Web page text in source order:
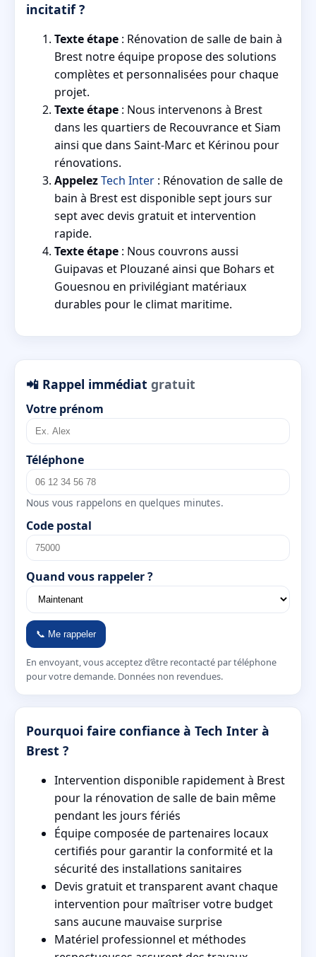
incitatif ?
Texte étape : Rénovation de salle de bain à
Brest notre équipe propose des solutions
complètes et personnalisées pour chaque
projet.
Texte étape : Nous intervenons à Brest
dans les quartiers de Recouvrance et Siam
ainsi que dans Saint-Marc et Kérinou pour
rénovations.
AppelezTech Inter : Rénovation de salle de
bain à Brest est disponible sept jours sur
sept avec devis gratuit et intervention
rapide.
Texte étape : Nous couvrons aussi
Guipavas et Plouzané ainsi que Bohars et
Gouesnou en privilégiant matériaux
durables pour le climat maritime.
📲 Rappel immédiat gratuit
Votre prénom
Téléphone
Nous vous rappelons en quelques minutes.
Code postal
Quand vous rappeler ?
📞 Me rappeler
En envoyant, vous acceptez d’être recontacté par téléphone
pour votre demande. Données non revendues.
Pourquoi faire confiance à Tech Inter à
Brest ?
Intervention disponible rapidement à Brest
pour la rénovation de salle de bain même
pendant les jours fériés
Équipe composée de partenaires locaux
certifiés pour garantir la conformité et la
sécurité des installations sanitaires
Devis gratuit et transparent avant chaque
intervention pour maîtriser votre budget
sans aucune mauvaise surprise
Matériel professionnel et méthodes